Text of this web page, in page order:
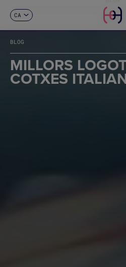
CA
FR
DE
IT
PT
CONTACTE
BLOG
MILLORS
COTXES